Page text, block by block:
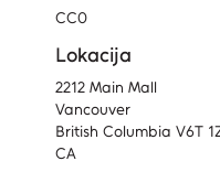
CC0
Lokacija
2212 Main Mall
Vancouver
British Columbia V6T
CA